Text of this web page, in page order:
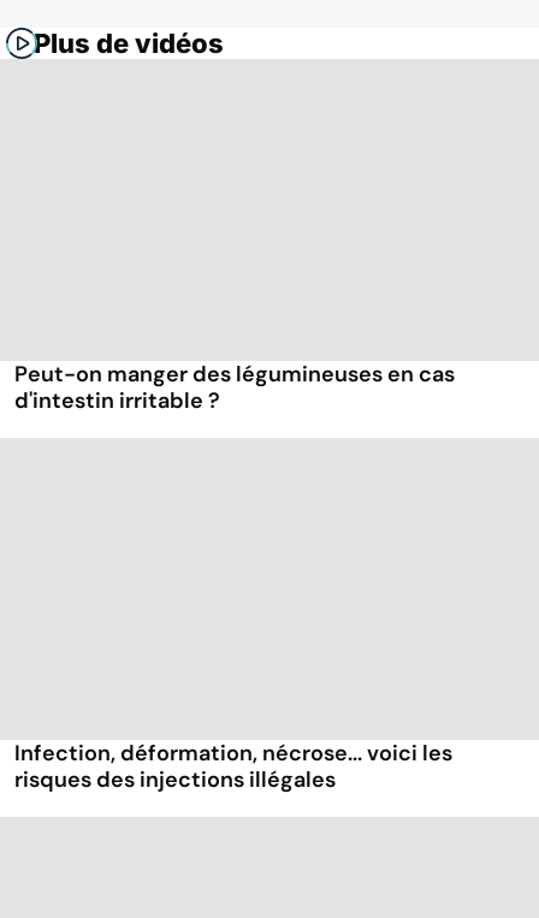
Plus de vidéos
Peut-on manger des légumineuses en cas
d'intestin irritable ?
Infection, déformation, nécrose... voici les
risques des injections illégales